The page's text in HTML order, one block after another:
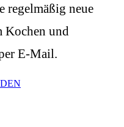
regelmäßig neue
Kochen und
E-Mail.